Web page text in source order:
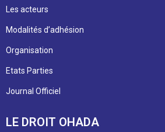
Les acteurs
Modalités d’adhésion
Organisation
Etats Parties
Journal Officiel
LE DROIT OHADA